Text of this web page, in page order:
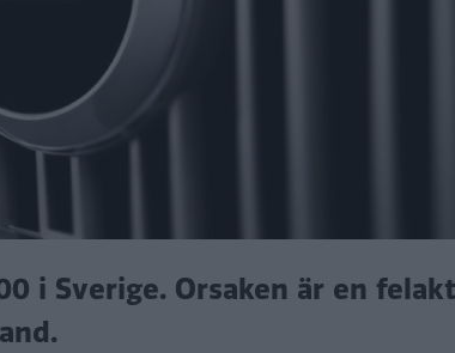
i Sverige. Orsaken är en